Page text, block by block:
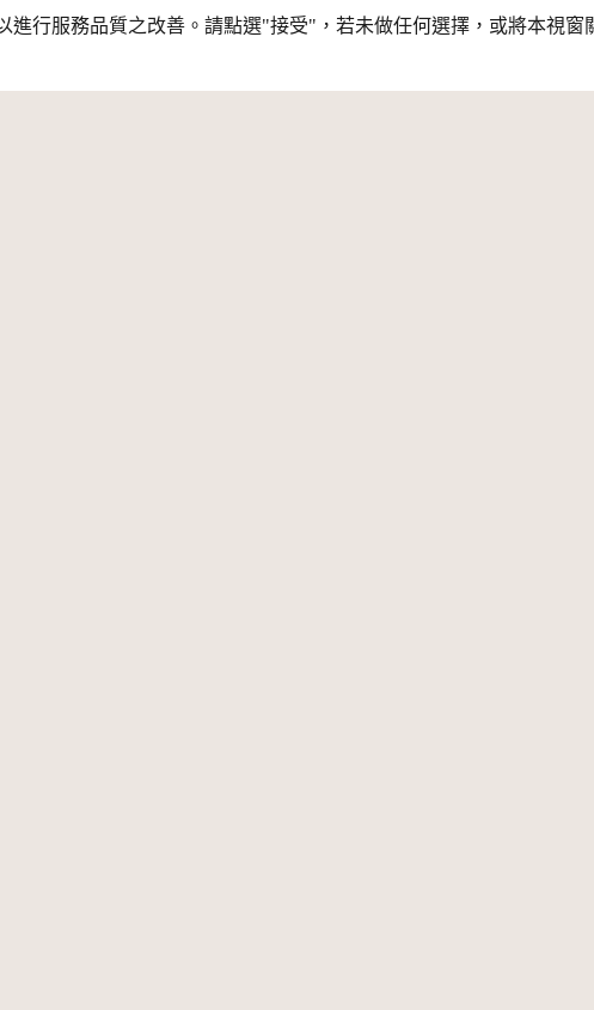
進行服務品質之改善。請點選"接受"，若未做任何選擇，或將本視